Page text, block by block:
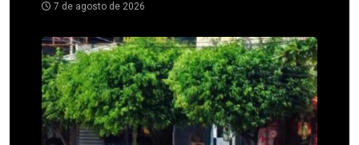
7 de agosto de 2026